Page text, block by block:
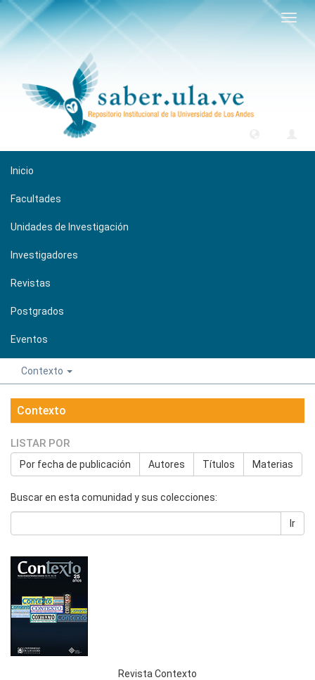
Inicio
Facultades
Unidades de Investigación
Investigadores
Revistas
Postgrados
Eventos
Contexto
Contexto
LISTAR POR
Por fecha de publicación Autores Títulos Materias
Buscar en esta comunidad y sus colecciones:
Ir
Revista Contexto